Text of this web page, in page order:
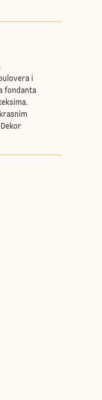
i
fondanta